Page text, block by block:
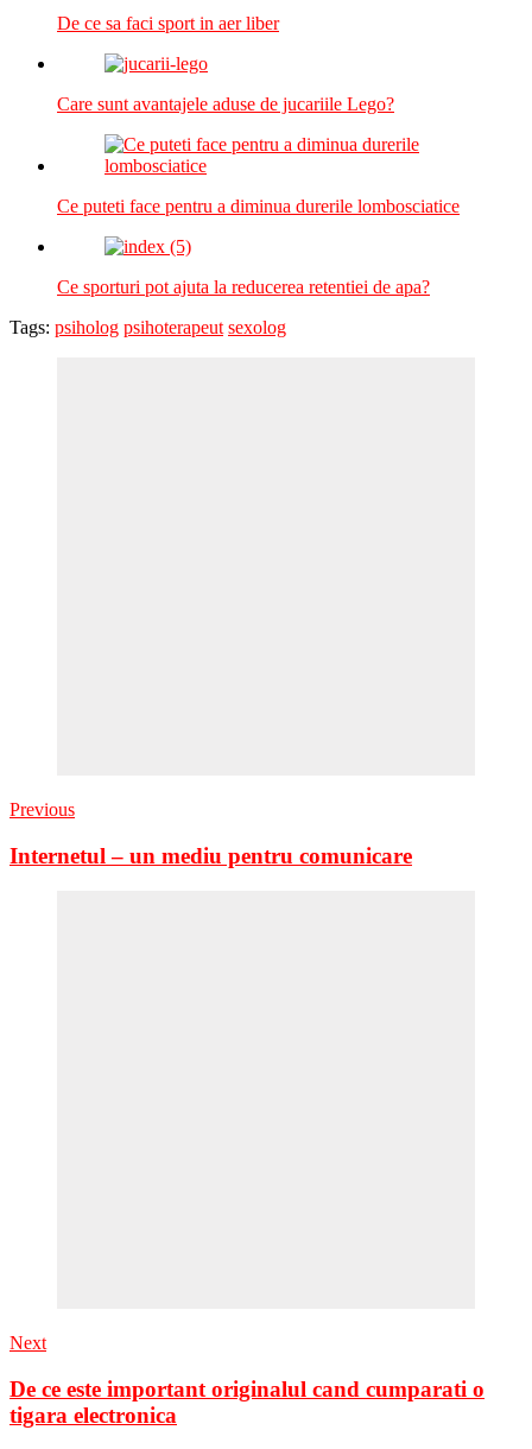
De ce sa faci sport in aer liber
Care sunt avantajele aduse de jucariile Lego?
Ce puteti face pentru a diminua durerile lombosciatice
Ce sporturi pot ajuta la reducerea retentiei de apa?
Tags: psiholog psihoterapeut sexolog
Previous
Internetul – un mediu pentru comunicare
Next
De ce este important originalul cand cumparati o
tigara electronica